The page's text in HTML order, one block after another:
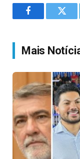
Facebook
Mais